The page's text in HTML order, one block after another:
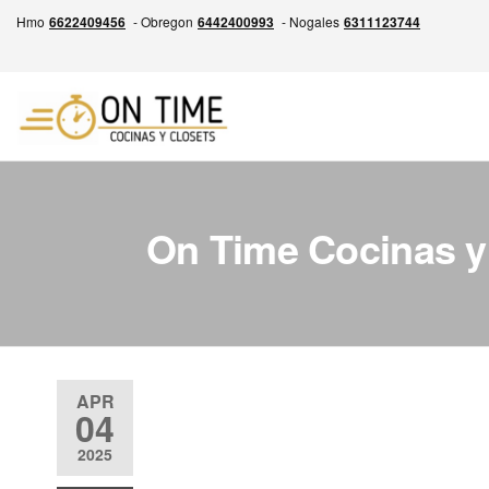
Hmo 6622409456 - Obregon 6442400993 - Nogales 6311123744
TIME
y
Closets
Closets y
Más,
de entrega
On Time Cocinas
APR
04
2025